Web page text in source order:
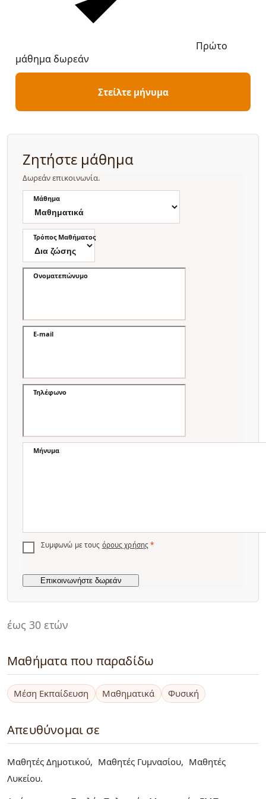
έως 30 ετών
Μαθήματα που παραδίδω
Μέση Εκπαίδευση Μαθηματικά Φυσική
Απευθύνομαι σε
Μαθητές Δημοτικού Μαθητές Γυμνασίου
Μαθητές
Λυκείου
Πρώτο
μάθημα δωρεάν
Στείλτε μήνυμα
Ζητήστε μάθημα
Δωρεάν επικοινωνία.
Μάθημα
Τρόπος Μαθήματος
Ονοματεπώνυμο
E-mail
Τηλέφωνο
Μήνυμα
Συμφωνώ με τους όρους χρήσης *